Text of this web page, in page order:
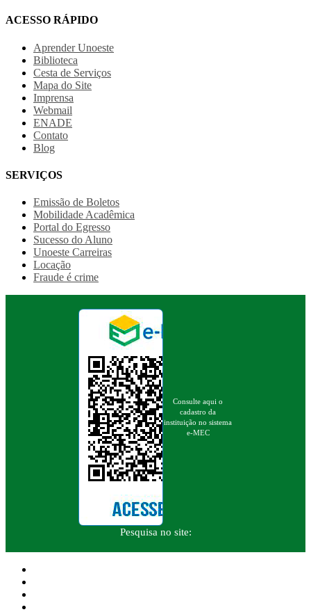
ACESSO RÁPIDO
Aprender Unoeste
Biblioteca
Cesta de Serviços
Mapa do Site
Imprensa
Webmail
ENADE
Contato
Blog
SERVIÇOS
Emissão de Boletos
Mobilidade Acadêmica
Portal do Egresso
Sucesso do Aluno
Unoeste Carreiras
Locação
Fraude é crime
Consulte aqui o
cadastro da
instituição no sistema
e-MEC
Pesquisa no site: